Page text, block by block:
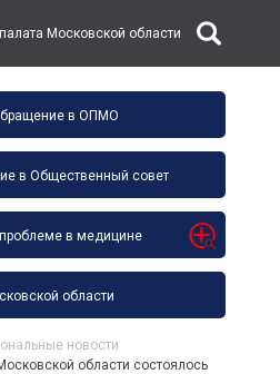
в ОПМО
в Общественный совет
в медицине
области
новости
области состоялось